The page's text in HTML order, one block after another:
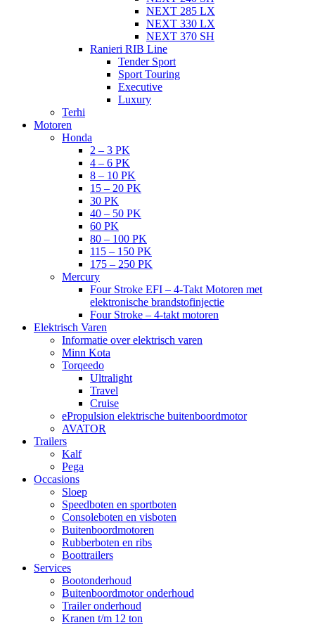
NEXT 285 LX
NEXT 330 LX
NEXT 370 SH
Ranieri RIB Line
Tender Sport
Sport Touring
Executive
Luxury
Terhi
Motoren
Honda
2 – 3 PK
4 – 6 PK
8 – 10 PK
15 – 20 PK
30 PK
40 – 50 PK
60 PK
80 – 100 PK
115 – 150 PK
175 – 250 PK
Mercury
Four Stroke EFI – 4-Takt Motoren met
elektronische brandstofinjectie
Four Stroke – 4-takt motoren
Elektrisch Varen
Informatie over elektrisch varen
Minn Kota
Torqeedo
Ultralight
Travel
Cruise
ePropulsion elektrische buitenboordmotor
AVATOR
Trailers
Kalf
Pega
Occasions
Sloep
Speedboten en sportboten
Consoleboten en visboten
Buitenboordmotoren
Rubberboten en ribs
Boottrailers
Services
Bootonderhoud
Buitenboordmotor onderhoud
Trailer onderhoud
Kranen t/m 12 ton